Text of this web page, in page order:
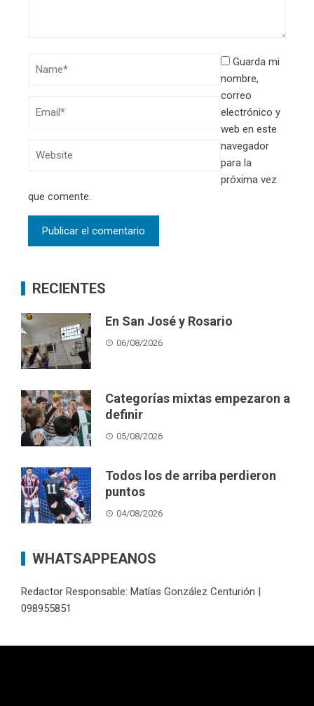
Guarda mi
nombre,
correo
electrónico y
web en este
navegador
para la
próxima vez
que comente.
RECIENTES
En San José y Rosario
06/08/2026
Categorías mixtas empezaron a
definir
05/08/2026
Todos los de arriba perdieron
puntos
04/08/2026
WHATSAPPEANOS
Redactor Responsable: Matías González Centurión |
098955851